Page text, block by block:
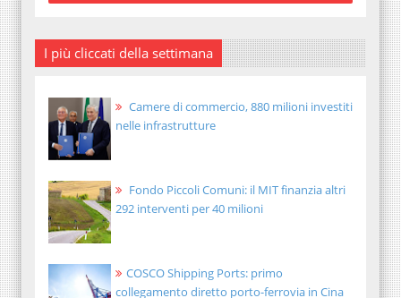
I più cliccati della settimana
Camere di commercio, 880 milioni investiti
nelle infrastrutture
Fondo Piccoli Comuni: il MIT finanzia altri
292 interventi per 40 milioni
COSCO Shipping Ports: primo
collegamento diretto porto-ferrovia in Cina